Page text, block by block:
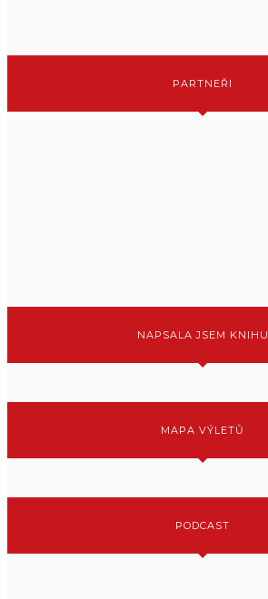
PARTNEŘI
NAPSALA JSEM KNIHU
MAPA VÝLETŮ
PODCAST